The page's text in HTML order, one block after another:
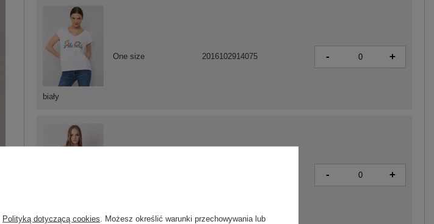
biały
One size 2016102914075 - +
różowy
- +
Polityką dotyczącą cookies . Możesz określić warunki przechowywania lub